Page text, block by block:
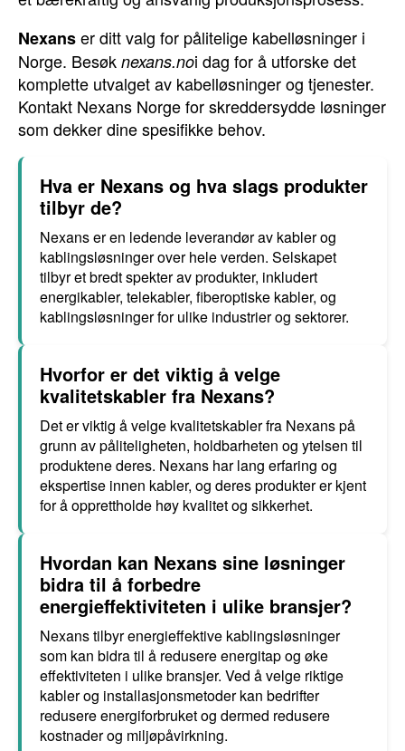
Nexanser ditt valg for pålitelige kabelløsninger i
Norge. Besøk nexans.noi dag for å utforske det
komplette utvalget av kabelløsninger og tjenester.
Kontakt Nexans Norge for skreddersydde løsninger
som dekker dine spesifikke behov.
Hva er Nexans og hva slags produkter
tilbyr de?
Nexans er en ledende leverandør av kabler og
kablingsløsninger over hele verden. Selskapet
tilbyr et bredt spekter av produkter, inkludert
energikabler, telekabler, fiberoptiske kabler, og
kablingsløsninger for ulike industrier og sektorer.
Hvorfor er det viktig å velge
kvalitetskabler fra Nexans?
Det er viktig å velge kvalitetskabler fra Nexans på
grunn av påliteligheten, holdbarheten og ytelsen til
produktene deres. Nexans har lang erfaring og
ekspertise innen kabler, og deres produkter er kjent
for å opprettholde høy kvalitet og sikkerhet.
Hvordan kan Nexans sine løsninger
bidra til å forbedre
energieffektiviteten i ulike bransjer?
Nexans tilbyr energieffektive kablingsløsninger
som kan bidra til å redusere energitap og øke
effektiviteten i ulike bransjer. Ved å velge riktige
kabler og installasjonsmetoder kan bedrifter
redusere energiforbruket og dermed redusere
kostnader og miljøpåvirkning.